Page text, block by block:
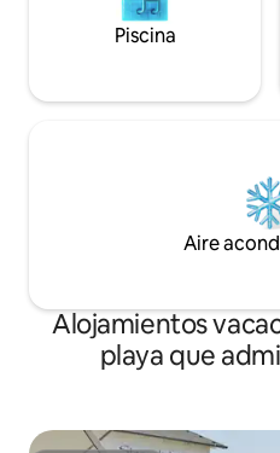
Piscina
Aire
Alojamientos
playa que